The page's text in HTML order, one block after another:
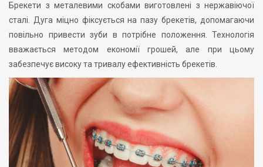
Брекети з металевими скобами виготовлені з нержавіючої
сталі. Дуга міцно фіксується на пазу брекетів, допомагаючи
повільно привести зуби в потрібне положення. Технологія
вважається методом економії грошей, але при цьому
забезпечує високу та тривалу ефективність брекетів.